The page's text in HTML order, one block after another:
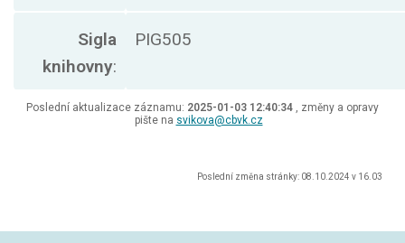
Sigla
knihovny:
PIG505
Poslední aktualizace záznamu: 2025-01-03 12:40:34 , změny a opravy
pište na svikova@cbvk.cz
Poslední změna stránky: 08.10.2024 v 16.03